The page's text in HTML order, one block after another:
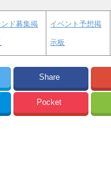
ンド募集掲 イベント予想掲
示板
Share
Pocket